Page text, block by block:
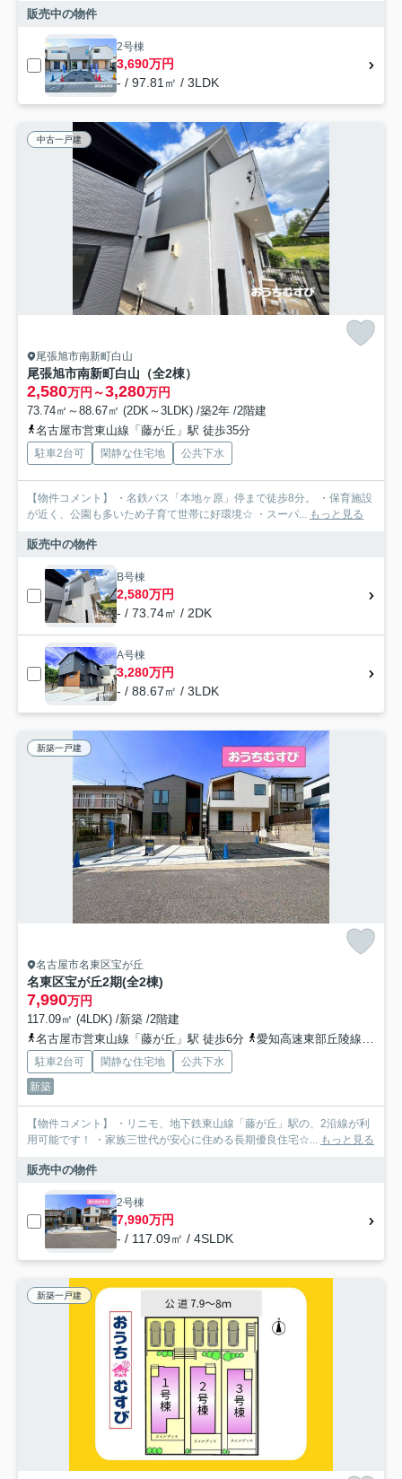
販売中の物件
2号棟
3,690万円
- / 97.81㎡ / 3LDK
中古一戸建
尾張旭市南新町白山
尾張旭市南新町白山（全2棟）
2,580万円～3,280万円
73.74㎡～88.67㎡ (2DK～3LDK) /築2年 /2階建
名古屋市営東山線「藤が丘」駅 徒歩35分
駐車2台可 閑静な住宅地 公共下水
【物件コメント】 ・名鉄バス「本地ヶ原」停まで徒歩8分。 ・保育施設
が近く、公園も多いため子育て世帯に好環境☆ ・スーパ... もっと見る
販売中の物件
B号棟
2,580万円
- / 73.74㎡ / 2DK
A号棟
3,280万円
- / 88.67㎡ / 3LDK
新築一戸建
名古屋市名東区宝が丘
名東区宝が丘2期(全2棟)
7,990万円
117.09㎡ (4LDK) /新築 /2階建
名古屋市営東山線「藤が丘」駅 徒歩6分
愛知高速東部丘陵線「藤が丘」駅 徒歩7分
駐車2台可 閑静な住宅地
公共下水
新築
【物件コメント】 ・リニモ、地下鉄東山線「藤が丘」駅の、2沿線が利
用可能です！ ・家族三世代が安心に住める長期優良住宅☆... もっと見る
販売中の物件
2号棟
7,990万円
- / 117.09㎡ / 4SLDK
新築一戸建